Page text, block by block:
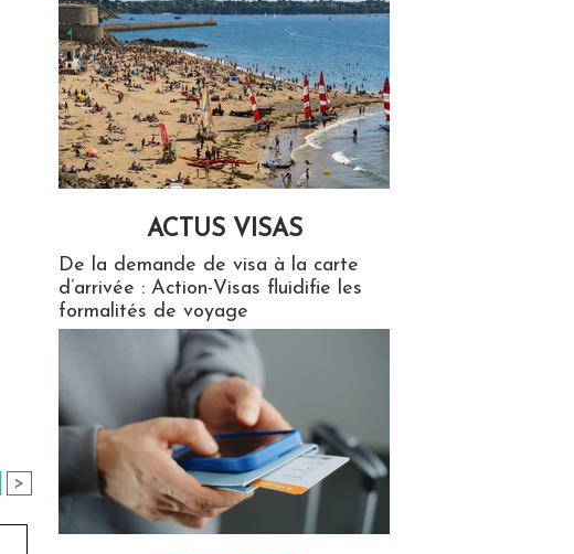
>
ACTUS VISAS
De la demande de visa à la carte
d’arrivée : Action-Visas fluidifie les
formalités de voyage